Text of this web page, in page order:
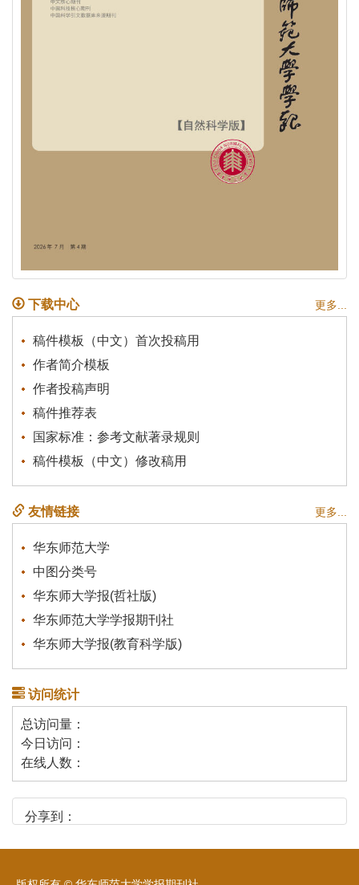
下载中心 更多...
稿件模板（中文）首次投稿用
作者简介模板
作者投稿声明
稿件推荐表
国家标准：参考文献著录规则
稿件模板（中文）修改稿用
友情链接 更多...
华东师范大学
中图分类号
华东师大学报(哲社版)
华东师范大学学报期刊社
华东师大学报(教育科学版)
访问统计
总访问量：
今日访问：
在线人数：
分享到：